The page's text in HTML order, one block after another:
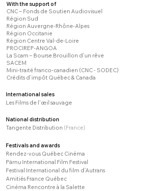
With the support of
CNC – Fonds de Soutien Audiovisuel
Région Sud
Région Auvergne-Rhône-Alpes
Région Occitanie
Région Centre Val-de-Loire
PROCIREP-ANGOA
La Scam – Bourse Brouillon d’un rêve
SACEM
Mini-traité franco-canadien (CNC - SODEC)
Crédits d’impôt Québec & Canada
International sales
Les Films de l'œil sauvage
National distribution
Tangente Distribution (France)
Festivals and awards
Rendez-vous Québec Cinéma
Pärnu International Film Festival
Festival International du film d’Autrans
Amitiés France Québec
Cinéma Rencontre à la Salette